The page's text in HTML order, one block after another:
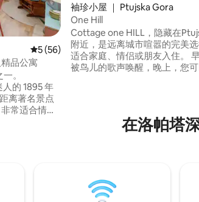
平均评分 5 分（满分 5 分），共 56 条评价
5 (56)
品公寓
。
的 1895 年
离著名景点
常适合情
是一个住宿
袖珍小屋 ｜ Ptujska Gora
One Hill
Cottage one HILL，隐藏在
附近，是远离城市喧嚣的完美
适合家庭、情侣或朋友入住。 早晨，您会
被鸟儿的歌声唤醒，晚上，您
殿。 来到哈洛兹市中心，享受
的空气和简单的乡村舒适。
在洛帕塔